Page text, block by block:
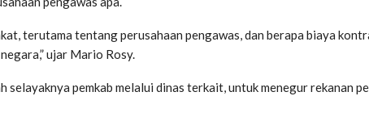
terutama tentang perusahaan pengawas, dan berapa biaya
ujar Mario Rosy.
selayaknya pemkab melalui dinas terkait, untuk menegur rekanan